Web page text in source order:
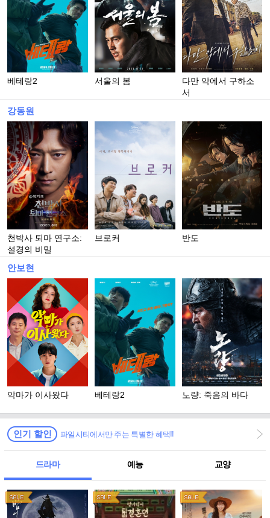
베테랑2 서울의 봄
다만 악에서 구하소
서
강동원
천박사 퇴마 연구소:
설경의 비밀
브로커 반도
안보현
악마가 이사왔다 베테랑2 노량: 죽음의 바다
인기 할인 파일시티에서만 주는 특별한 혜택!!
드라마 예능 교양